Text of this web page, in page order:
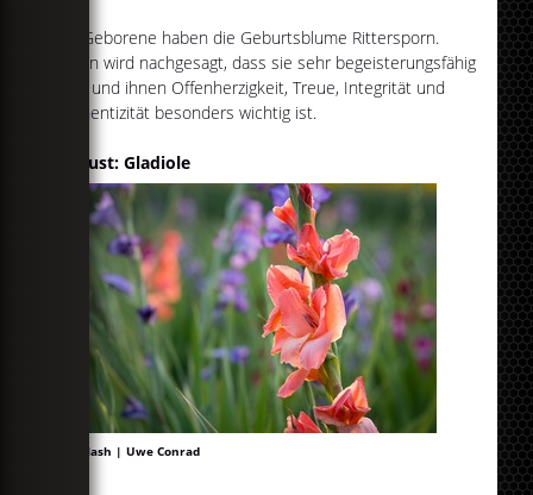
Juli-Geborene haben die Geburtsblume Rittersporn.
Ihnen wird nachgesagt, dass sie sehr begeisterungsfähig
sind und ihnen Offenherzigkeit, Treue, Integrität und
Authentizität besonders wichtig ist.
August: Gladiole
Unsplash | Uwe Conrad